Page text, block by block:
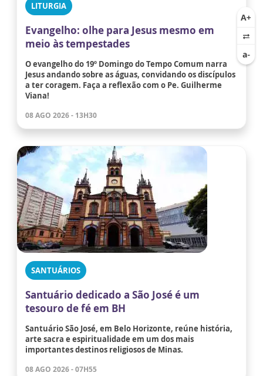
LITURGIA
Evangelho: olhe para Jesus mesmo em
meio às tempestades
O evangelho do 19º Domingo do Tempo Comum narra
Jesus andando sobre as águas, convidando os discípulos
a ter coragem. Faça a reflexão com o Pe. Guilherme
Viana!
08 AGO 2026 - 13H30
SANTUÁRIOS
Santuário dedicado a São José é um
tesouro de fé em BH
Santuário São José, em Belo Horizonte, reúne história,
arte sacra e espiritualidade em um dos mais
importantes destinos religiosos de Minas.
08 AGO 2026 - 07H55